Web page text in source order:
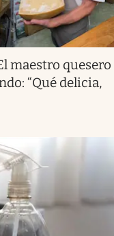
maestro quesero
“Qué delicia,